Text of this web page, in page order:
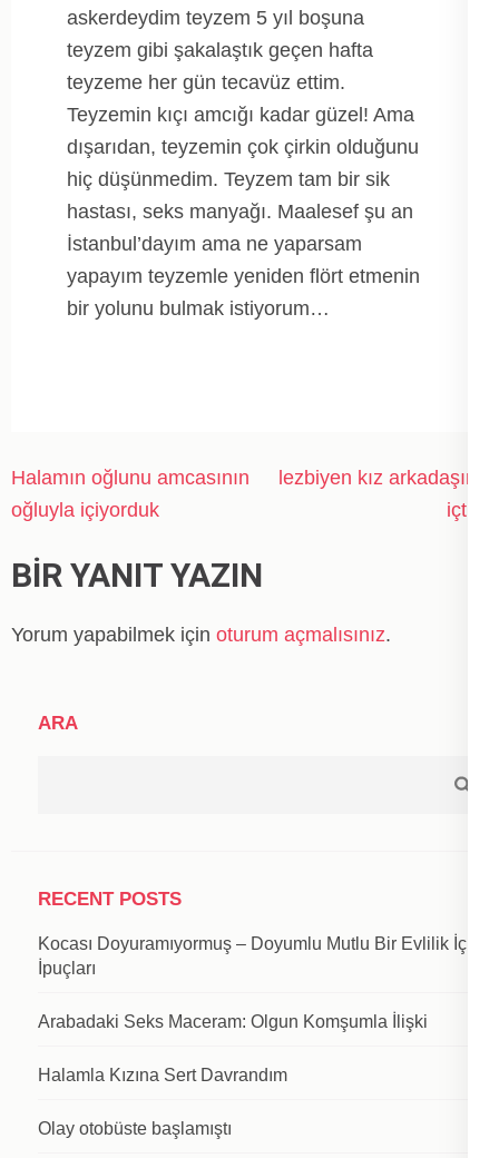
askerdeydim teyzem 5 yıl boşuna
teyzem gibi şakalaştık geçen hafta
teyzeme her gün tecavüz ettim.
Teyzemin kıçı amcığı kadar güzel! Ama
dışarıdan, teyzemin çok çirkin olduğunu
hiç düşünmedim. Teyzem tam bir sik
hastası, seks manyağı. Maalesef şu an
İstanbul’dayım ama ne yaparsam
yapayım teyzemle yeniden flört etmenin
bir yolunu bulmak istiyorum…
Yazı
gezinmesi
Halamın oğlunu amcasının
oğluyla içiyorduk
lezbiyen kız arkadaşımı
içtim
BIR YANIT YAZIN
Yorum yapabilmek için oturum açmalısınız.
ARA
RECENT POSTS
Kocası Doyuramıyormuş – Doyumlu Mutlu Bir Evlilik İçin
İpuçları
Arabadaki Seks Maceram: Olgun Komşumla İlişki
Halamla Kızına Sert Davrandım
Olay otobüste başlamıştı